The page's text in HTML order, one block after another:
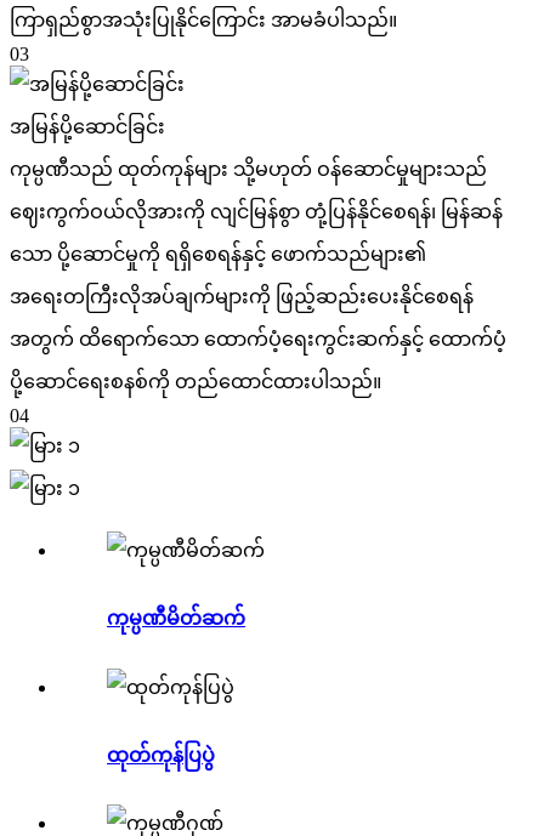
ကြာရှည်စွာအသုံးပြုနိုင်ကြောင်း အာမခံပါသည်။
03
အမြန်ပို့ဆောင်ခြင်း
ကုမ္ပဏီသည် ထုတ်ကုန်များ သို့မဟုတ် ဝန်ဆောင်မှုများသည်
ဈေးကွက်ဝယ်လိုအားကို လျင်မြန်စွာ တုံ့ပြန်နိုင်စေရန်၊ မြန်ဆန်
သော ပို့ဆောင်မှုကို ရရှိစေရန်နှင့် ဖောက်သည်များ၏
အရေးတကြီးလိုအပ်ချက်များကို ဖြည့်ဆည်းပေးနိုင်စေရန်
အတွက် ထိရောက်သော ထောက်ပံ့ရေးကွင်းဆက်နှင့် ထောက်ပံ့
ပို့ဆောင်ရေးစနစ်ကို တည်ထောင်ထားပါသည်။
04
ကုမ္ပဏီမိတ်ဆက်
ထုတ်ကုန်ပြပွဲ